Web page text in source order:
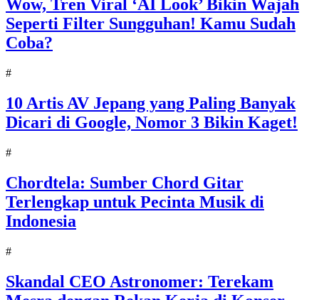
Wow, Tren Viral ‘AI Look’ Bikin Wajah
Seperti Filter Sungguhan! Kamu Sudah
Coba?
#
10 Artis AV Jepang yang Paling Banyak
Dicari di Google, Nomor 3 Bikin Kaget!
#
Chordtela: Sumber Chord Gitar
Terlengkap untuk Pecinta Musik di
Indonesia
#
Skandal CEO Astronomer: Terekam